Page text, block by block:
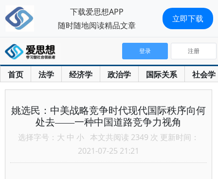
首页 法学 经济学 政治学 国际关系 社会学
登录 注册
姚选民：中美战略竞争时代现代国际秩序向何
处去——一种中国道路竞争力视角
选择字号： 大 中 小 本文共阅读 2349 次 更新时间：
2021-07-25 21:21
下载爱思想APP
随时随地阅读精品文章
立即下载